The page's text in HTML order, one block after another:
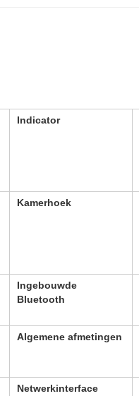
Indicator
Kamerhoek
Ingebouwde
Bluetooth
Algemene afmetingen
Netwerkinterface